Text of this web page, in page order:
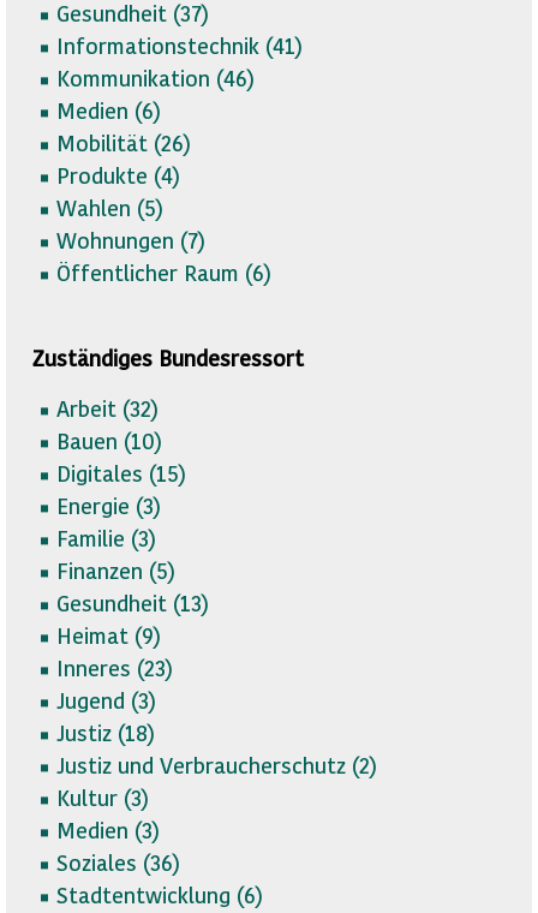
Gesundheit (37)
Informationstechnik (41)
Kommunikation (46)
Medien (6)
Mobilität (26)
Produkte (4)
Wahlen (5)
Wohnungen (7)
Öffentlicher Raum (6)
Zuständiges Bundesressort
Arbeit (32)
Bauen (10)
Digitales (15)
Energie (3)
Familie (3)
Finanzen (5)
Gesundheit (13)
Heimat (9)
Inneres (23)
Jugend (3)
Justiz (18)
Justiz und Verbraucherschutz (2)
Kultur (3)
Medien (3)
Soziales (36)
Stadtentwicklung (6)